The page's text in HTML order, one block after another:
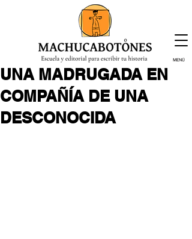
¡Inscríbete hoy!
MENÚ
UNA MADRUGADA EN
COMPAÑÍA DE UNA
DESCONOCIDA